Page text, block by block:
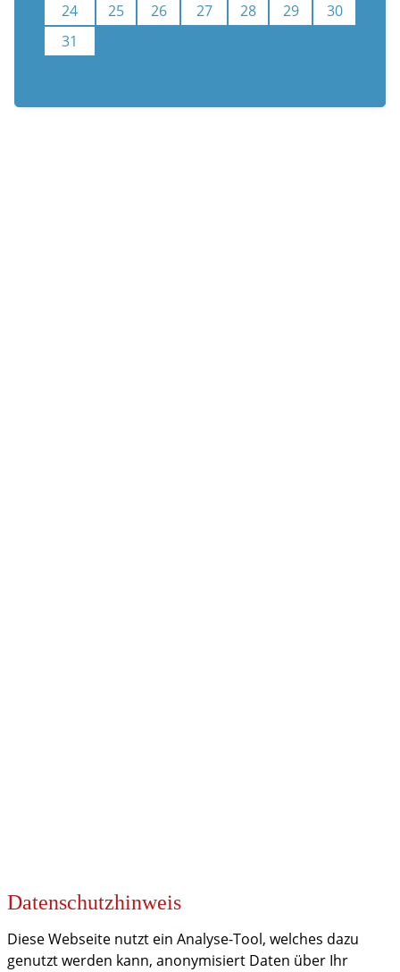
24
25 26 27 28 29
30
31
Datenschutzhinweis
Diese Webseite nutzt ein Analyse-Tool, welches dazu
genutzt werden kann, anonymisiert Daten über Ihr